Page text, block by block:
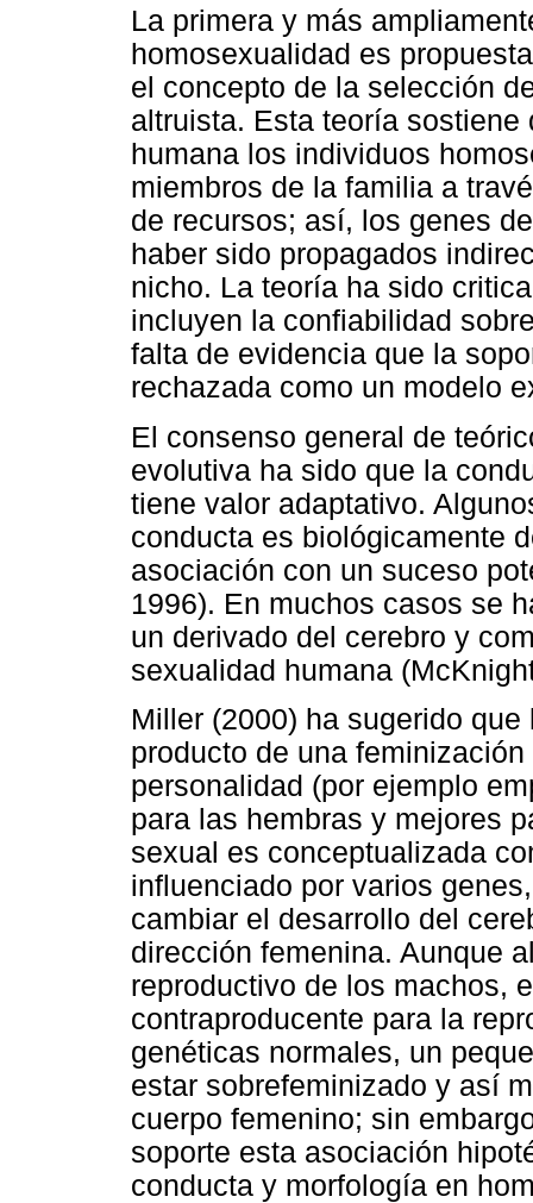
La primera y más
homosexualidad es
el concepto de la selección
altruista. Esta teoría
humana los individuos
miembros de la familia a
de recursos; así, los genes
haber sido propagados
nicho. La teoría ha sido
incluyen la confiabilidad
falta de evidencia que la
rechazada como un modelo
El consenso general de
evolutiva ha sido que la
tiene valor adaptativo.
conducta es biológicamente
asociación con un suceso
1996). En muchos casos se
un derivado del cerebro y
sexualidad humana
Miller (2000) ha sugerido
producto de una
personalidad (por ejemplo
para las hembras y mejores
sexual es conceptualizada
influenciado por varios
cambiar el desarrollo del
dirección femenina. Aunque
reproductivo de los machos,
contraproducente para la
genéticas normales, un
estar sobrefeminizado y así
cuerpo femenino; sin
soporte esta asociación
conducta y morfología en